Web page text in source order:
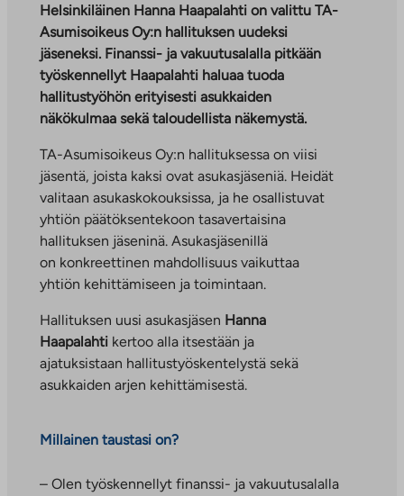
Helsinkiläinen Hanna Haapalahti on valittu TA-
Asumisoikeus Oy:n hallituksen uudeksi
jäseneksi. Finanssi- ja vakuutusalalla pitkään
työskennellyt Haapalahti haluaa tuoda
hallitustyöhön erityisesti asukkaiden
näkökulmaa sekä taloudellista näkemystä.
TA-Asumisoikeus Oy:n hallituksessa on viisi
jäsentä, joista kaksi ovat asukasjäseniä. Heidät
valitaan asukaskokouksissa, ja he osallistuvat
yhtiön päätöksentekoon tasavertaisina
hallituksen jäseninä. Asukasjäsenillä
on konkreettinen mahdollisuus vaikuttaa
yhtiön kehittämiseen ja toimintaan.
Hallituksen uusi asukasjäsen Hanna
Haapalahti kertoo alla itsestään ja
ajatuksistaan hallitustyöskentelystä sekä
asukkaiden arjen kehittämisestä.
Millainen taustasi on?
– Olen työskennellyt finanssi- ja vakuutusalalla